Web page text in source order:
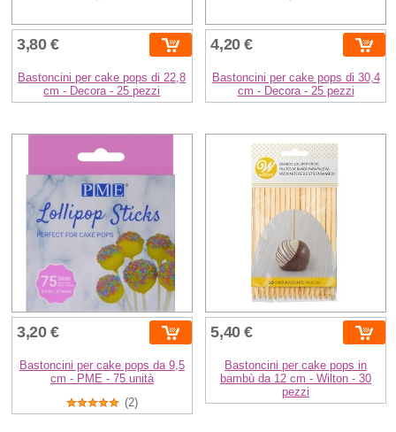
3,80 €
Bastoncini per cake pops di 22,8
cm - Decora - 25 pezzi
4,20 €
Bastoncini per cake pops di 30,4
cm - Decora - 25 pezzi
3,20 €
Bastoncini per cake pops da 9,5
cm - PME - 75 unità
(2)
5,40 €
Bastoncini per cake pops in
bambù da 12 cm - Wilton - 30
pezzi